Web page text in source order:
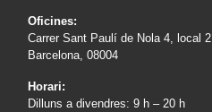
Oficines:
Carrer Sant Paulí de Nola 4, local 2
Barcelona, 08004
Horari:
Dilluns a divendres: 9 h – 20 h